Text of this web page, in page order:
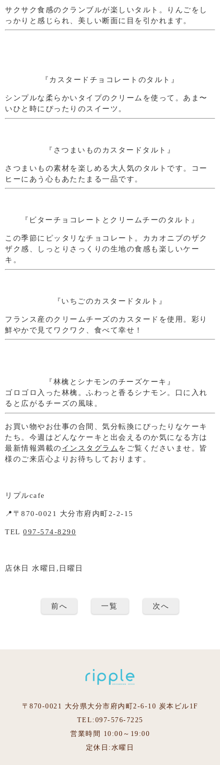
サクサク食感のクランブルが楽しいタルト。りんごをし
っかりと感じられ、美しい断面に目を引かれます。
『カスタードチョコレートのタルト』
シンプルな柔らかいタイプのクリームを使って。あま〜
いひと時にぴったりのスイーツ。
『さつまいものカスタードタルト』
さつまいもの素材を楽しめる大人気のタルトです。コー
ヒーにあう心もあたたまる一品です。
『ビターチョコレートとクリームチーのタルト』
この季節にピッタリなチョコレート。カカオニブのザク
ザク感、しっとりさっくりの生地の食感も楽しいケー
キ。
『いちごのカスタードタルト』
フランス産のクリームチーズのカスタードを使用。彩り
鮮やかで見てワクワク、食べて幸せ！
『林檎とシナモンのチーズケーキ』
ゴロゴロ入った林檎。ふわっと香るシナモン。口に入れ
ると広がるチーズの風味。
お買い物やお仕事の合間、気分転換にぴったりなケーキ
たち。今週はどんなケーキと出会えるのか気になる方は
最新情報満載のインスタグラム をご覧くださいませ。皆
様のご来店心よりお待ちしております。
リプルcafe
📍〒870-0021 大分市府内町2-2-15
TEL 097-574-8290
店休日 水曜日,日曜日
前へ 一覧 次へ
〒870-0021 大分県大分市府内町2-6-10 炭本ビル1F
TEL:097-576-7225
営業時間 10:00～19:00
定休日:水曜日